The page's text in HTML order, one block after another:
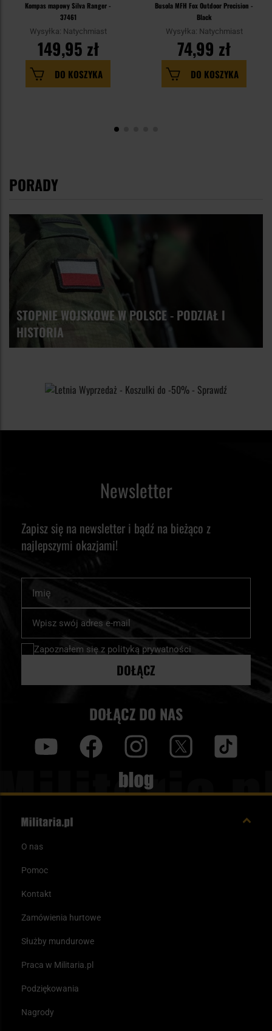
Kompas mapowy Silva Ranger -
37461
Wysyłka: Natychmiast
149,95 zł
DO KOSZYKA
Busola MFH Fox Outdoor Precision -
Black
Wysyłka: Natychmiast
74,99 zł
DO KOSZYKA
PORADY
STOPNIE WOJSKOWE W POLSCE - PODZIAŁ I
HISTORIA
Newsletter
Zapisz się na newsletter i bądź na bieżąco z
najlepszymi okazjami!
nasz
newsletter:
Zapoznałem się z polityką prywatności
DOŁĄCZ
DOŁĄCZ DO NAS
Blog
O nas
Pomoc
Kontakt
Zamówienia hurtowe
Służby mundurowe
Praca w Militaria.pl
Podziękowania
Nagrody